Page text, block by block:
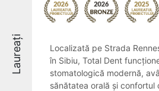
Laureați
Localizată pe Strada
în Sibiu, Total Dent
stomatologică modernă,
sănătatea orală și confortul